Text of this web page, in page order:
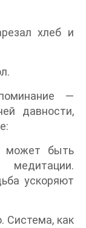
хлеб и
—
давности,
может быть
медитации.
ускоряют
Система, как